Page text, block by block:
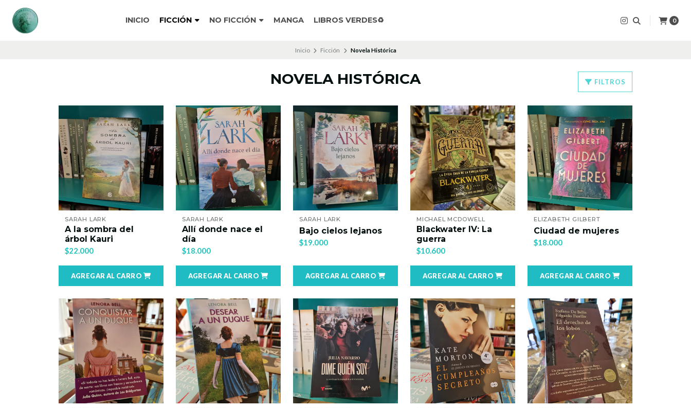
INICIO FICCIÓN NO FICCIÓN MANGA LIBROS VERDES♻️ 0
Inicio Ficción Novela Histórica
NOVELA HISTÓRICA FILTROS
SARAH LARK
A la sombra del
árbol Kauri
$22.000
AGREGAR AL CARRO
SARAH LARK
Allí donde nace el
día
$18.000
AGREGAR AL CARRO
SARAH LARK
Bajo cielos lejanos
$19.000
AGREGAR AL CARRO
MICHAEL MCDOWELL
Blackwater IV: La
guerra
$10.600
AGREGAR AL CARRO
ELIZABETH GILBERT
Ciudad de mujeres
$18.000
AGREGAR AL CARRO